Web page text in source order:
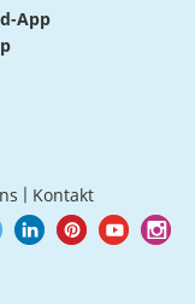
App
Kontakt